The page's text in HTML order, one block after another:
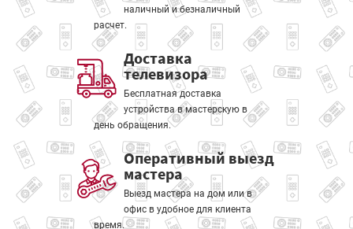
наличный и безналичный
расчет.
Доставка
телевизора
Бесплатная доставка
устройства в мастерскую в
день обращения.
Оперативный выезд
мастера
Выезд мастера на дом или в
офис в удобное для клиента
время.